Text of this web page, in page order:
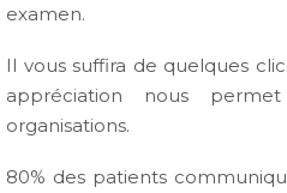
examen.
Il vous suffira de quelques
appréciation nous
organisations.
80% des patients